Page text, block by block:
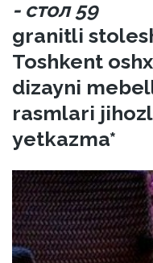
- стол 59
granitli
Toshkent
dizayni
rasmlari
yetkazma*